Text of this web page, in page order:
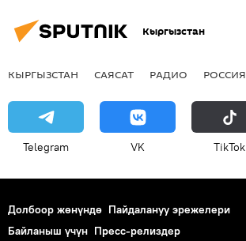
террордук уюм
Борбор Азия
Кыргызстан
КЫРГЫЗСТАН САЯСАТ РАДИО РОССИЯ
Telegram VK ТikТоk
Долбоор жөнүндө Пайдалануу эрежелери
Байланыш үчүн Пресс-релиздер